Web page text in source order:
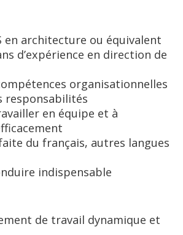
en architecture ou équivalent
d’expérience en direction de
organisationnelles
responsabilités
en équipe et à
du français, autres langues
indispensable
de travail dynamique et